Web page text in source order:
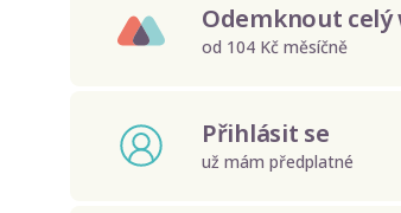
Odemknout celý
od 104 Kč měsíčně
Přihlásit se
už mám předplatné